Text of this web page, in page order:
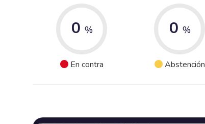
0 %
En contra
0 %
Abstención